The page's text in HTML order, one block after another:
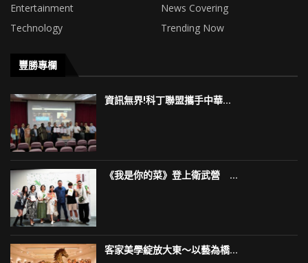
Entertainment
News Covering
Technology
Trending Now
豐勝專欄
資訊無界!科丁聯盟攜手中華...
《我是你的菜》登上衛武營 ...
客家美學綻放大東～以藝為橋...